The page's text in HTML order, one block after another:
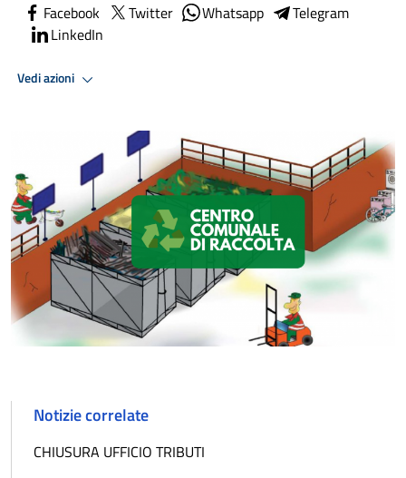
Facebook Twitter Whatsapp
Telegram
LinkedIn
Vedi azioni
Notizie correlate
CHIUSURA UFFICIO TRIBUTI